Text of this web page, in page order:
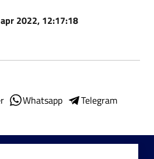
2022, 12:17:18
Whatsapp
Telegram